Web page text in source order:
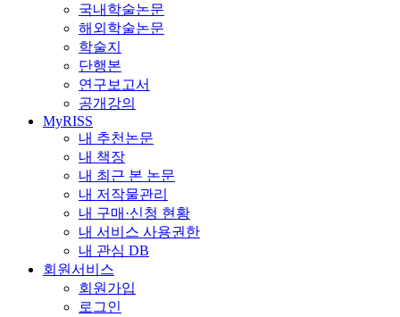
국내학술논문
해외학술논문
학술지
단행본
연구보고서
공개강의
MyRISS
내 추천논문
내 책장
내 최근 본 논문
내 저작물관리
내 구매·신청 현황
내 서비스 사용권한
내 관심 DB
회원서비스
회원가입
로그인